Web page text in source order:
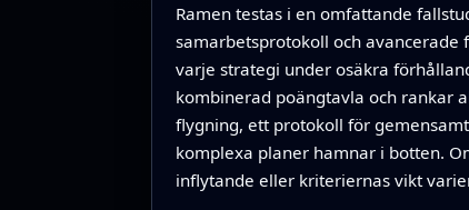
Ramen testas i en omfattande
samarbetsprotokoll och
varje strategi under osäkra
kombinerad poängtavla och rankar
flygning, ett protokoll för
komplexa planer hamnar i botten.
inflytande eller kriteriernas vikt